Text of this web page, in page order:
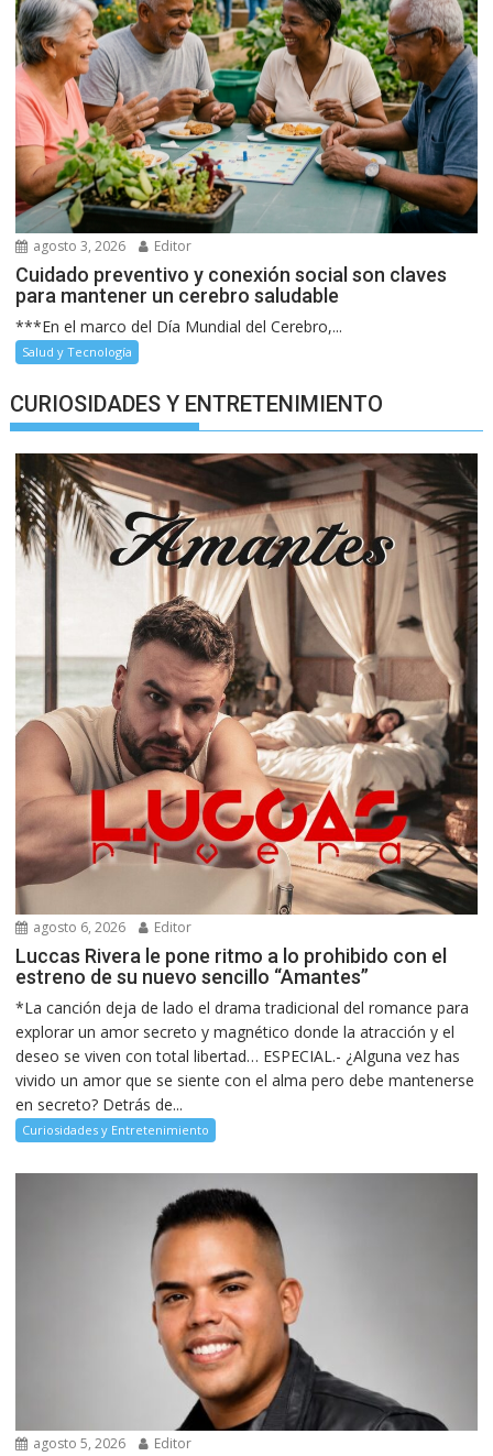
agosto 3, 2026 Editor
Cuidado preventivo y conexión social son claves
para mantener un cerebro saludable
***En el marco del Día Mundial del Cerebro,...
Salud y Tecnología
CURIOSIDADES Y ENTRETENIMIENTO
agosto 6, 2026 Editor
Luccas Rivera le pone ritmo a lo prohibido con el
estreno de su nuevo sencillo “Amantes”
*La canción deja de lado el drama tradicional del romance para
explorar un amor secreto y magnético donde la atracción y el
deseo se viven con total libertad… ESPECIAL.- ¿Alguna vez has
vivido un amor que se siente con el alma pero debe mantenerse
en secreto? Detrás de...
Curiosidades y Entretenimiento
agosto 5, 2026 Editor